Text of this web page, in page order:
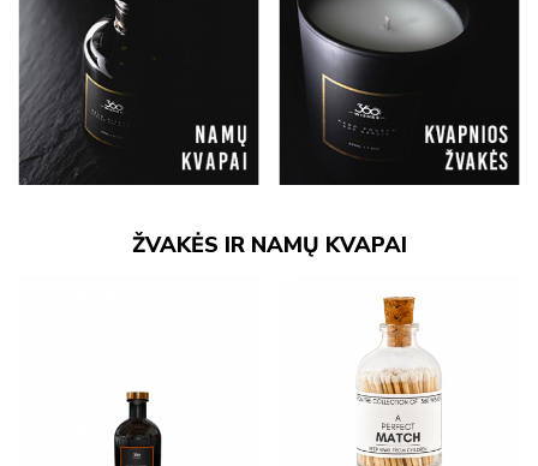
ŽVAKĖS IR NAMŲ KVAPAI